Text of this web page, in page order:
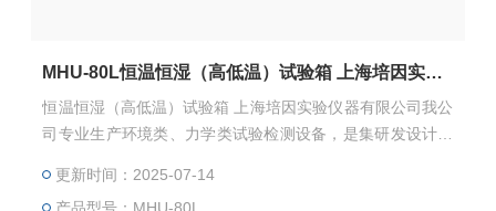
MHU-80L恒温恒湿（高低温）试验箱 上海培因实验仪器有限公司
恒温恒湿（高低温）试验箱 上海培因实验仪器有限公司我公
司专业生产环境类、力学类试验检测设备，是集研发设计、
热试验箱主要用来测试各种材料耐热、耐寒、耐干、耐湿的
更新时间：2025-07-14